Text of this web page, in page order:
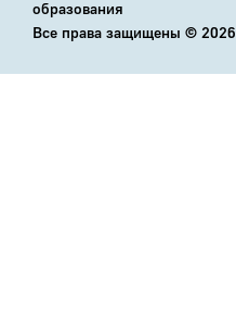
образования
Все права защищены © 2026